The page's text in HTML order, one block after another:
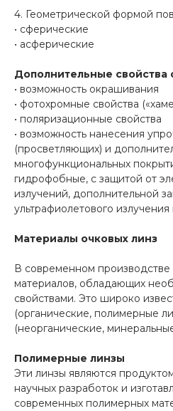
4. Геометрической формой
• сферические
• асферические
Дополнительные свойства
• возможность окрашивания
• фотохромные свойства
• поляризационные свойства
• возможность нанесения
(просветляющих) и
многофункциональных
гидрофобные, с защитой от
излучений, дополнительной
ультрафиолетового излучения
Материалы очковых линз
В современном
материалов, обладающих
свойствами. Это широко
(органические, полимерные
(неорганические,
Полимерные линзы
Эти линзы являются
научных разработок и
современных полимерных